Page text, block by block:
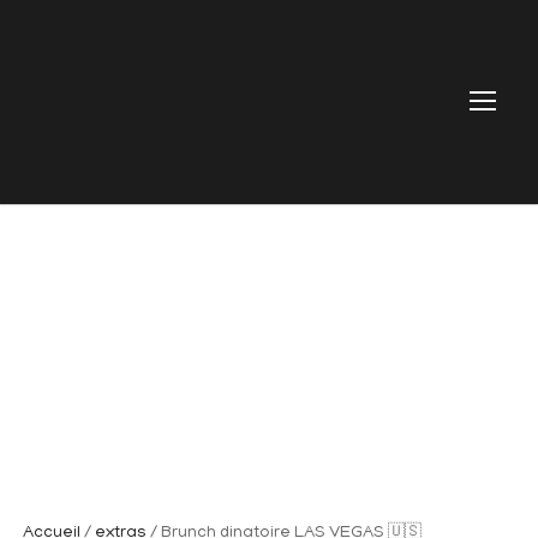
Accueil / extras / Brunch dinatoire LAS VEGAS 🇺🇸